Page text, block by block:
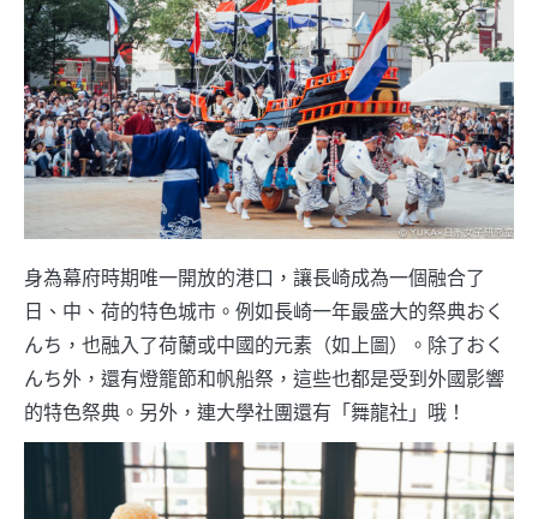
身為幕府時期唯一開放的港口，讓長崎成為一個融合了
日、中、荷的特色城市。例如長崎一年最盛大的祭典おく
んち，也融入了荷蘭或中國的元素（如上圖）。除了おく
んち外，還有燈籠節和帆船祭，這些也都是受到外國影響
的特色祭典。另外，連大學社團還有「舞龍社」哦！